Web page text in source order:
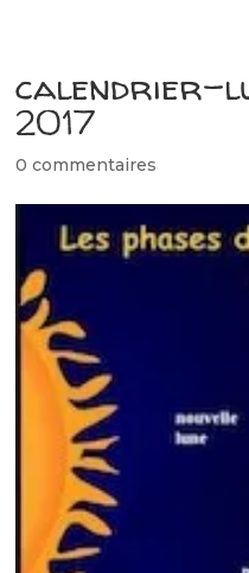
calendrier-
2017
0 commentaires